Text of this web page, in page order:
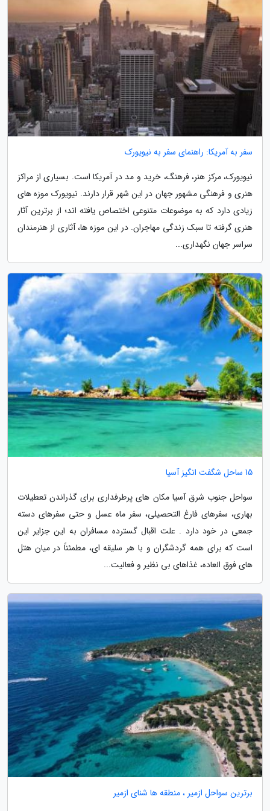
سفر به آمریکا: راهنمای سفر به نیویورک
نیویورک، مرکز هنر، فرهنگ، خرید و مد در آمریکا است. بسیاری از مراکز
هنری و فرهنگی مشهور جهان در این شهر قرار دارند. نیویورک موزه های
زیادی دارد که به موضوعات متنوعی اختصاص یافته اند؛ از برترین آثار
هنری گرفته تا سبک زندگی مهاجران. در این موزه ها، آثاری از هنرمندان
سراسر جهان نگهداری...
15 ساحل شگفت انگیز آسیا
سواحل جنوب شرق آسیا مکان های پرطرفداری برای گذراندن تعطیلات
بهاری، سفرهای فارغ التحصیلی، سفر ماه عسل و حتی سفرهای دسته
جمعی در خود دارد . علت اقبال گسترده مسافران به این جزایر این
است که برای همه گردشگران و با هر سلیقه ای، مطمئناً در میان هتل
های فوق العاده، غذاهای بی نظیر و فعالیت...
برترین سواحل ازمیر ، منطقه ها شنای ازمیر